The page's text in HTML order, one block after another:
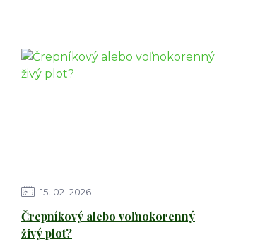
15 02 2026
Črepníkový alebo voľnokorenný
živý plot?